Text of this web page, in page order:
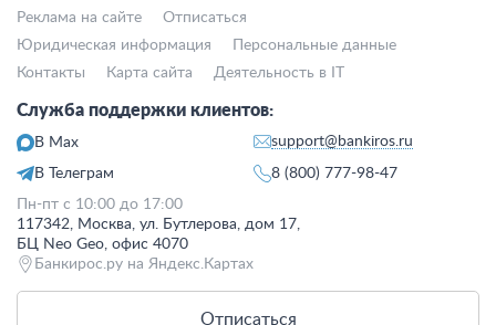
Реклама на сайте
Отписаться
Юридическая информация
Персональные данные
Контакты
Карта сайта Деятельность в IT
Служба поддержки клиентов:
В Max
В Телеграм
support@bankiros.ru
8 (800) 777-98-47
Пн-пт с 10:00 до 17:00
117342, Москва, ул. Бутлерова, дом 17,
БЦ Neo Geo, офис 4070
Банкирос.ру на Яндекс.Картах
Отписаться